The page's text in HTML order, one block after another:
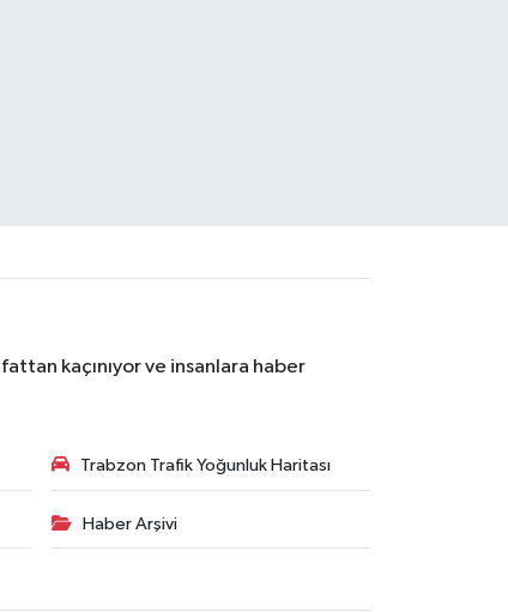
kaçınıyor ve insanlara haber
Trabzon Trafik Yoğunluk Haritası
Haber Arşivi